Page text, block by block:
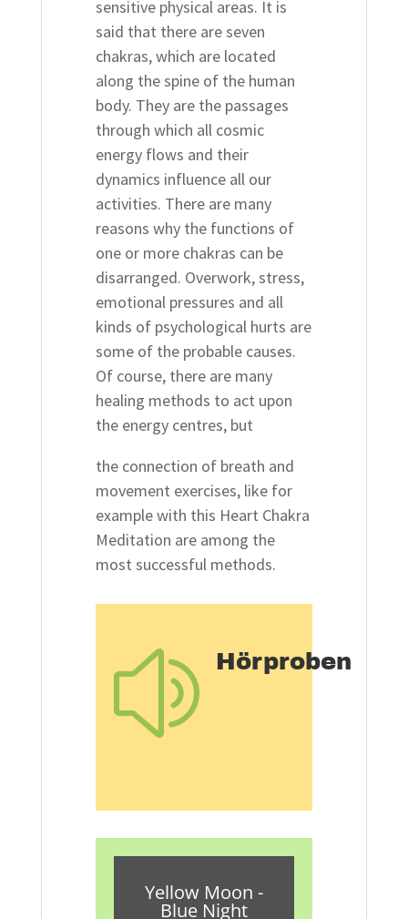
sensitive physical areas. It is
said that there are seven
chakras, which are located
along the spine of the human
body. They are the passages
through which all cosmic
energy flows and their
dynamics influence all our
activities. There are many
reasons why the functions of
one or more chakras can be
disarranged. Overwork, stress,
emotional pressures and all
kinds of psychological hurts are
some of the probable causes.
Of course, there are many
healing methods to act upon
the energy centres, but
the connection of breath and
movement exercises, like for
example with this Heart Chakra
Meditation are among the
most successful methods.
z Hörproben
Yellow Moon -
Blue Night